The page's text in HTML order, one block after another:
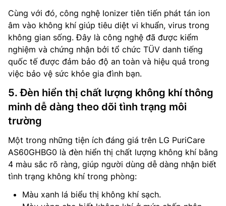
Cùng với đó, công nghệ Ionizer tiên tiến phát tán ion
âm vào không khí giúp tiêu diệt vi khuẩn, virus trong
không gian sống. Đây là công nghệ đã được kiểm
nghiệm và chứng nhận bởi tổ chức TÜV danh tiếng
quốc tế được đảm bảo độ an toàn và hiệu quả trong
việc bảo vệ sức khỏe gia đình bạn.
5. Đèn hiển thị chất lượng không khí thông
minh dễ dàng theo dõi tình trạng môi
trường
Một trong những tiện ích đáng giá trên LG PuriCare
AS60GHBG0 là đèn hiển thị chất lượng không khí bằng
4 màu sắc rõ ràng, giúp người dùng dễ dàng nhận biết
tình trạng không khí trong phòng:
Màu xanh lá biểu thị không khí sạch.